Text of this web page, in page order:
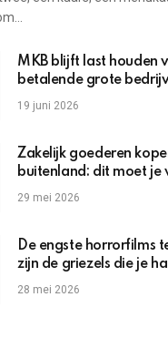
MKB blijft last houden
betalende grote
19 juni 2026
Zakelijk goederen
buitenland: dit moet je
29 mei 2026
De engste horrorfilms
zijn de griezels die je
omhoogjagen
28 mei 2026